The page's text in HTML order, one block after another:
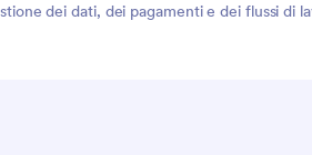
dei dati, dei pagamenti e dei flussi di